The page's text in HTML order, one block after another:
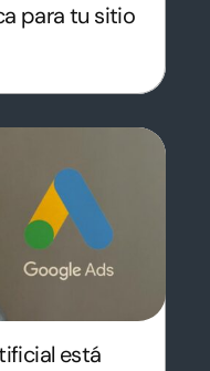
para tu sitio
está